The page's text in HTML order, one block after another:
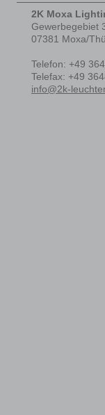
2K Moxa
Gewerbegebiet
07381 Moxa/
Telefon: +49
Telefax: +49
info@2k-